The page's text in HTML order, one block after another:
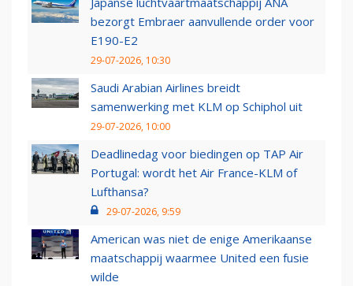
bezorgt Embraer aanvullende order voor
E190-E2
29-07-2026, 10:30
Saudi Arabian Airlines breidt
samenwerking met KLM op Schiphol uit
29-07-2026, 10:00
Deadlinedag voor biedingen op TAP Air
Portugal: wordt het Air France-KLM of
Lufthansa?
29-07-2026, 9:59
American was niet de enige Amerikaanse
maatschappij waarmee United een fusie
wilde